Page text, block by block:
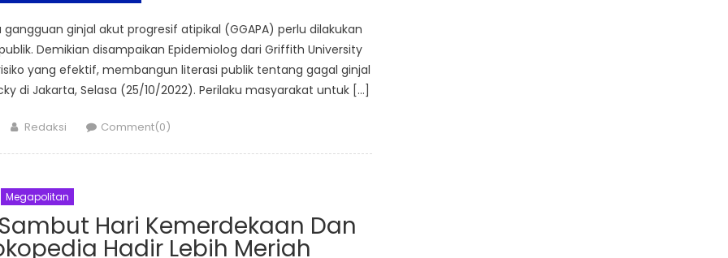
ginjal akut progresif atipikal (GGAPA) perlu dilakukan
Demikian disampaikan Epidemiolog dari Griffith University
yang efektif, membangun literasi publik tentang gagal ginjal
di Jakarta, Selasa (25/10/2022). Perilaku masyarakat untuk […]
Author
Redaksi Comment(0)
Megapolitan
Hari Kemerdekaan Dan
Hadir Lebih Meriah